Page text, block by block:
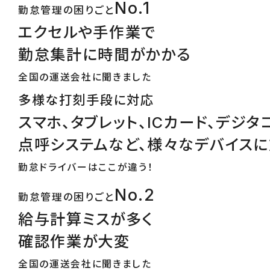
勤怠管理の困りごと No.1
エクセルや手作業で
勤怠集計に時間がかかる
全国の運送会社に聞きました
多様な打刻手段に対応
スマホ、タブレット、ICカード、デジタ
点呼システムなど、様々なデバイス
勤怠ドライバーはここが違う！
勤怠管理の困りごと No.2
給与計算ミスが多く
確認作業が大変
全国の運送会社に聞きました